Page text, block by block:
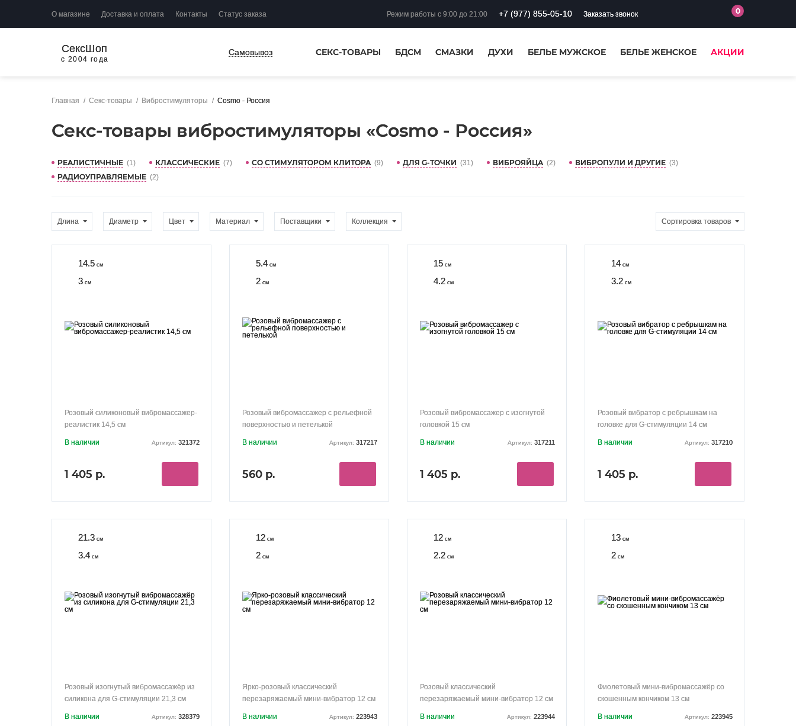
О магазине Доставка и оплата Контакты Статус заказа Режим работы с 9:00 до 21:00 +7 (977) 855-05-10 Заказать звонок 0
СексШоп
с 2004 года
Самовывоз СЕКС-ТОВАРЫ БДСМ СМАЗКИ ДУХИ БЕЛЬЕ МУЖСКОЕ БЕЛЬЕ ЖЕНСКОЕ АКЦИИ
Главная Секс-товары Вибростимуляторы Cosmo - Россия
Секс-товары вибростимуляторы «Cosmo - Россия»
РЕАЛИСТИЧНЫЕ (1) КЛАССИЧЕСКИЕ (7) СО СТИМУЛЯТОРОМ КЛИТОРА (9) ДЛЯ G-ТОЧКИ (31) ВИБРОЯЙЦА (2) ВИБРОПУЛИ И ДРУГИЕ (3)
РАДИОУПРАВЛЯЕМЫЕ (2)
Длина Диаметр Цвет Материал Поставщики Коллекция Сортировка товаров
14.5 см
3 см
Розовый силиконовый вибромассажер-
реалистик 14,5 см
В наличии Артикул: 321372
1 405 р.
5.4 см
2 см
Розовый вибромассажер с рельефной
поверхностью и петелькой
В наличии Артикул: 317217
560 р.
15 см
4.2 см
Розовый вибромассажер с изогнутой
головкой 15 см
В наличии Артикул: 317211
1 405 р.
14 см
3.2 см
Розовый вибратор с ребрышкам на
головке для G-стимуляции 14 см
В наличии Артикул: 317210
1 405 р.
21.3 см
3.4 см
Розовый изогнутый вибромассажёр из
силикона для G-стимуляции 21,3 см
В наличии Артикул: 328379
12 см
2 см
Ярко-розовый классический
перезаряжаемый мини-вибратор 12 см
В наличии Артикул: 223943
12 см
2.2 см
Розовый классический
перезаряжаемый мини-вибратор 12 см
В наличии Артикул: 223944
13 см
2 см
Фиолетовый мини-вибромассажёр со
скошенным кончиком 13 см
В наличии Артикул: 223945